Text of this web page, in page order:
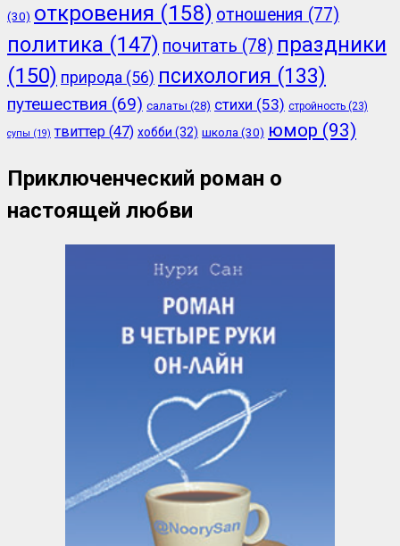
(30) откровения (158) отношения (77)
политика (147) почитать (78) праздники
(150) природа (56) психология (133)
путешествия (69) салаты (28) стихи (53) стройность (23)
супы (19) твиттер (47) хобби (32) школа (30) юмор (93)
Приключенческий роман о
настоящей любви